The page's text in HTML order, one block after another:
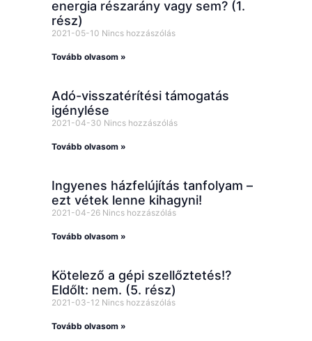
energia részarány vagy sem? (1.
rész)
2021-05-10 Nincs hozzászólás
Tovább olvasom »
Adó-visszatérítési támogatás
igénylése
2021-04-30 Nincs hozzászólás
Tovább olvasom »
Ingyenes házfelújítás tanfolyam –
ezt vétek lenne kihagyni!
2021-04-26 Nincs hozzászólás
Tovább olvasom »
Kötelező a gépi szellőztetés!?
Eldőlt: nem. (5. rész)
2021-03-12 Nincs hozzászólás
Tovább olvasom »